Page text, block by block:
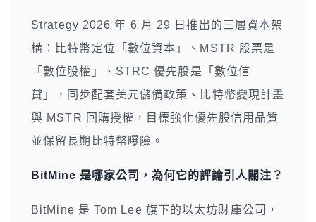
Strategy 2026 年 6 月 29 日推出的三層資本架
構：比特幣定位「數位資本」、MSTR 股票是
「數位股權」、STRC 優先股是「數位信
貸」，同步配套美元儲備政策、比特幣變現計畫
與 MSTR 回購授權，目標強化優先股信用品質
並保留長期比特幣曝險。
BitMine 是哪家公司，為何它的評論引人關注？
BitMine 是 Tom Lee 旗下的以太坊財庫公司，